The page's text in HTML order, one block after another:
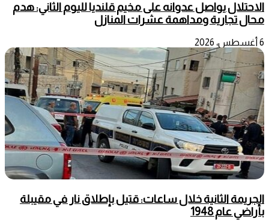
الاحتلال يواصل عدوانه على مخيم قلنديا لليوم الثاني: هدم
محال تجارية ومداهمة عشرات المنازل
6 أغسطس، 2026
الجريمة الثانية خلال ساعات: قتيل بإطلاق نار في مقيبلة
بأراضي عام 1948